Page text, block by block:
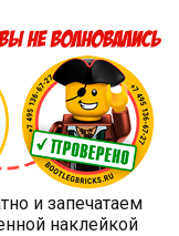
и запечатаем
наклейкой